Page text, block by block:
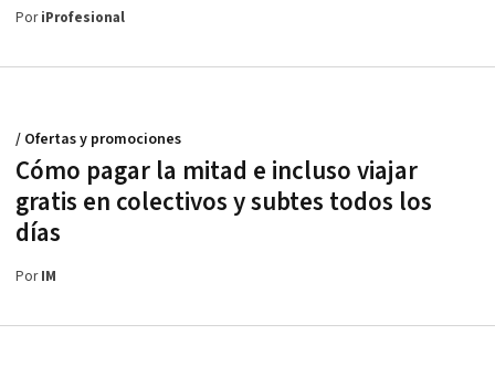
PoriProfesional
Cómo pagar la mitad e incluso viajar
gratis en colectivos y subtes todos los
días
/ Ofertas y promociones
PorIM